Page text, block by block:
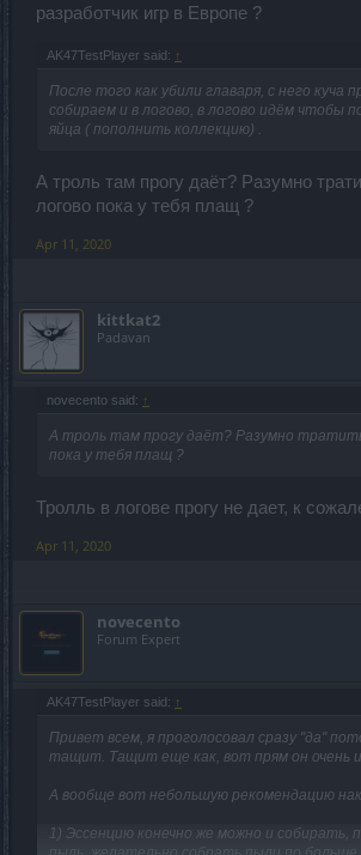
разработчик игр в Европе ?
AK47TestPlayer said: ↑
После того как убили главаря, с него куча
собираем и в логово, в логово идём чтобы
яйца ( пополнить коллекцию) .
А троль там прогу даёт? Разумно
логово пока у тебя плащ ?
Apr 11, 2020
kittkat2
Padavan
novecento said: ↑
А троль там прогу даёт? Разумно
пока у тебя плащ ?
Тролль в логове прогу не дает, к
Apr 11, 2020
novecento
Forum Expert
AK47TestPlayer said: ↑
Привет всем, я проголосовал сразу "да"
тащит. Тащит еще как, вот прям он очень и
А вообще вот небольшую рекомендацию
1) Эссенцию конечно же можно и собирать,